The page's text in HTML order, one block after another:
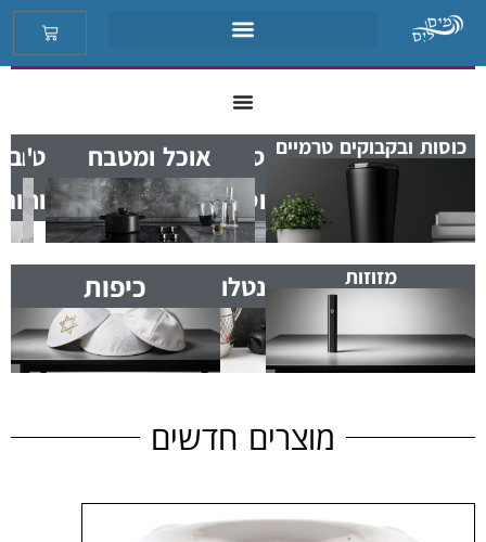
כוסות ובקבוקים טרמיים ספרים
וסידורים
אוכל ומטבח
מזוזות נטלות כיפות
מוצרים חדשים